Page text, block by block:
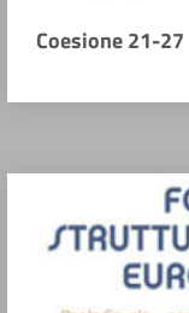
Coesione 21-27